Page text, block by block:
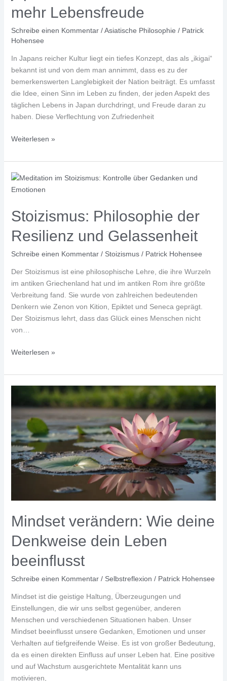
mehr Lebensfreude
Schreibe einen Kommentar /Asiatische Philosophie / Patrick
Hohensee
In Japans reicher Kultur liegt ein tiefes Konzept, das als „ikigai“
bekannt ist und von dem man annimmt, dass es zu der
bemerkenswerten Langlebigkeit der Nation beiträgt. Es umfasst
die Idee, einen Sinn im Leben zu finden, der jeden Aspekt des
täglichen Lebens in Japan durchdringt, und Freude daran zu
haben. Diese Verflechtung von Zufriedenheit
Ikigai
Mit
der
mehr
Lebensfreude
Weiterlesen »
Stoizismus: Philosophie der
Resilienz und Gelassenheit
Schreibe einen Kommentar / Stoizismus/ Patrick Hohensee
Der Stoizismus ist eine philosophische Lehre, die ihre Wurzeln
im antiken Griechenland hat und im antiken Rom ihre größte
Verbreitung fand. Sie wurde von zahlreichen bedeutenden
Denkern wie Zenon von Kition, Epiktet und Seneca geprägt.
Der Stoizismus lehrt, dass das Glück eines Menschen nicht
von…
Stoizismus:
der
Resilienz
Gelassenheit
Weiterlesen »
Mindset verändern: Wie deine
Denkweise dein Leben
beeinflusst
Schreibe einen Kommentar / Selbstreflexion / Patrick Hohensee
Mindset ist die geistige Haltung, Überzeugungen und
Einstellungen, die wir uns selbst gegenüber, anderen
Menschen und verschiedenen Situationen haben. Unser
Mindset beeinflusst unsere Gedanken, Emotionen und unser
Verhalten auf tiefgreifende Weise. Es ist von großer Bedeutung,
da es einen direkten Einfluss auf unser Leben hat. Eine positive
und auf Wachstum ausgerichtete Mentalität kann uns
motivieren,